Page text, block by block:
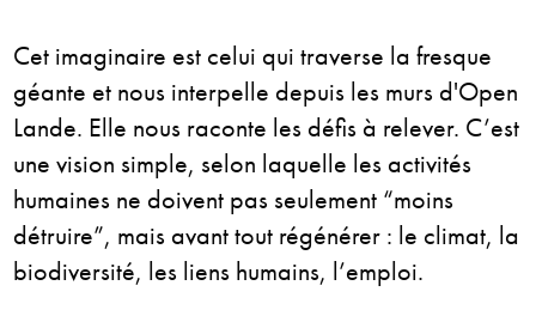
Cet imaginaire est celui qui traverse la fresque
géante et nous interpelle depuis les murs d'Open
Lande. Elle nous raconte les défis à relever. C’est
une vision simple, selon laquelle les activités
humaines ne doivent pas seulement “moins
détruire”, mais avant tout régénérer : le climat, la
biodiversité, les liens humains, l’emploi.